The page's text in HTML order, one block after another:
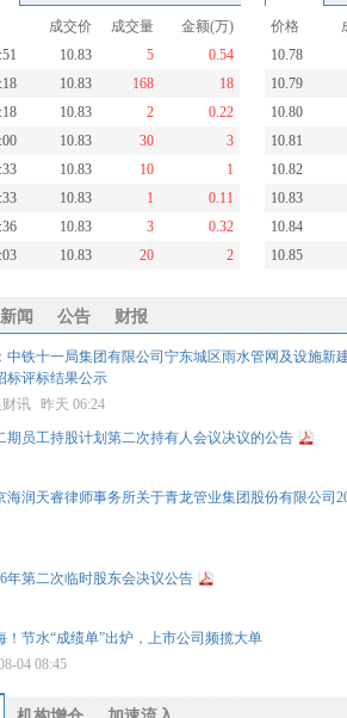
成交价 成交量
金额(万)
10.83 5
0.54
10.83 168
18
10.83 2
0.22
10.83 30
3
10.83 10
1
10.83 1
0.11
10.83 3
0.32
10.83 20 2
价格
10.78
10.79
10.80
10.81
10.82
10.83
10.84
10.85
闻 公告 财报
中铁十一局集团有限公司宁东城区雨水管网及设施新
标评标结果公示
讯
昨天 06:24
期员工持股计划第二次持有人会议决议的公告
海润天睿律师事务所关于青龙管业集团股份有限公司
年第二次临时股东会决议公告
！节水“成绩单”出炉，上市公司频揽大单
04 08:45